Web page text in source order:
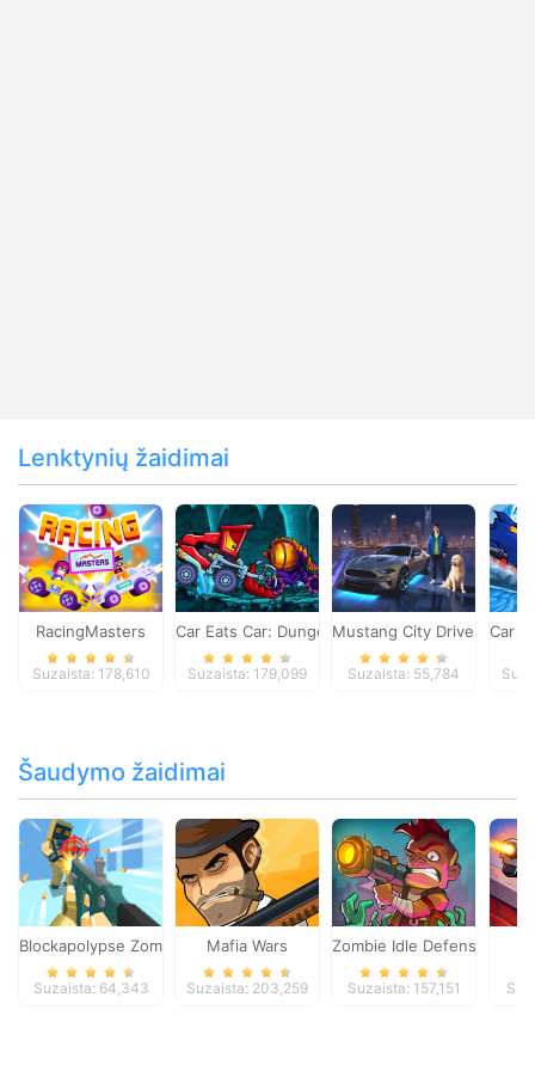
Lenktynių žaidimai
RacingMasters
Suzaista: 178,610
Car Eats Car: Dungeon Adventure
Suzaista: 179,099
Mustang City Driver
Suzaista: 55,784
Car
Šaudymo žaidimai
Blockapolypse Zombie Shooter
Suzaista: 64,343
Mafia Wars
Suzaista: 203,259
Zombie Idle Defense
Suzaista: 157,151